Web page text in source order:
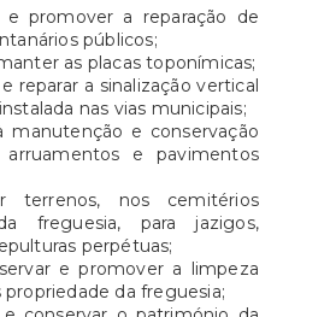
e promover a reparação de
públicos;
as placas toponímicas;
reparar a sinalização vertical
nas vias municipais;
manutenção e conservação
arruamentos e pavimentos
terrenos, nos cemitérios
freguesia, para jazigos,
perpétuas;
e promover a limpeza
da freguesia;